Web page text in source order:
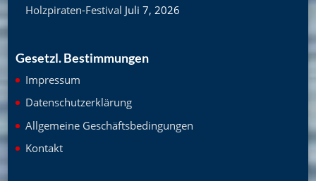
Holzpiraten-Festival Juli 7, 2026
Gesetzl. Bestimmungen
Impressum
Datenschutzerklärung
Allgemeine Geschäftsbedingungen
Kontakt